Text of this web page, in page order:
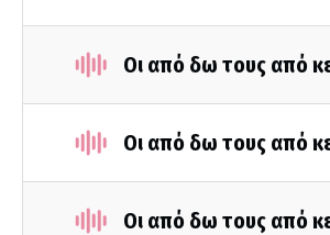
Οι από δω τους από
Οι από δω τους από
Οι από δω τους από